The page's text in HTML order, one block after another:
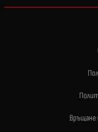
Връщане